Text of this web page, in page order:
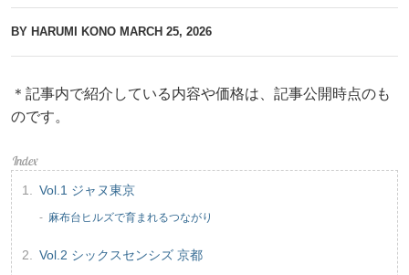
BY HARUMI KONO MARCH 25, 2026
＊記事内で紹介している内容や価格は、記事公開時点のも
のです。
Vol.1 ジャヌ東京
麻布台ヒルズで育まれるつながり
Vol.2 シックスセンシズ 京都